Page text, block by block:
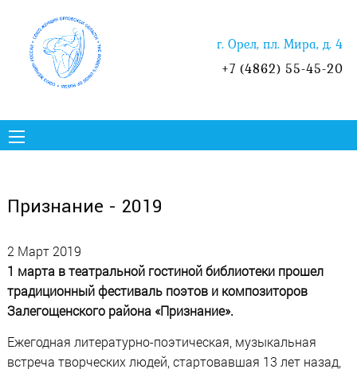
г. Орел, пл. Мира, д. 4
+7 (4862) 55-45-20
Признание - 2019
2 Март 2019
1 марта в театральной гостиной библиотеки прошел
традиционный фестиваль поэтов и композиторов
Залегощенского района «Признание».
Ежегодная литературно-поэтическая, музыкальная
встреча творческих людей, стартовавшая 13 лет назад,